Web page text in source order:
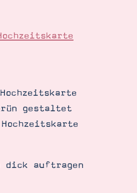
gestaltet
dick auftragen